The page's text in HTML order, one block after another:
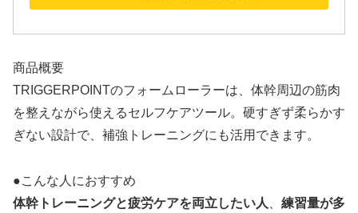
商品概要
TRIGGERPOINTのフォームローラーは、体幹周辺の筋肉
を整えながら使えるセルフケアツール。硬すぎず柔らかす
ぎない設計で、補強トレーニングにも活用できます。
●こんな人におすすめ
体幹トレーニングと疲労ケアを両立したい人
練習量が多